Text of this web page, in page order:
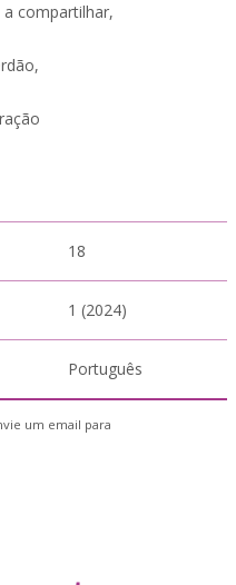
compartilhar,
18
1 (2024)
Português
um email para